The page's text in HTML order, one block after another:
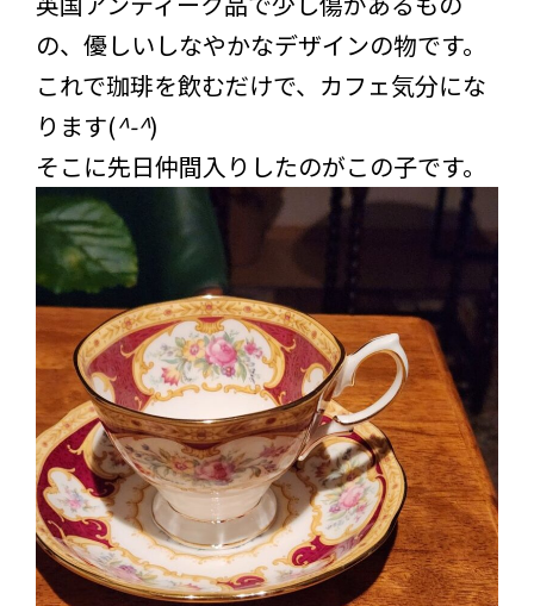
の、優しいしなやかなデザインの物です。
これで珈琲を飲むだけで、カフェ気分にな
ります(^-^)
そこに先日仲間入りしたのがこの子です。